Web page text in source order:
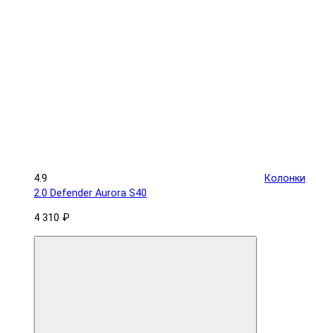
4.9
Колонки
2.0 Defender Aurora S40
4 310 ₽